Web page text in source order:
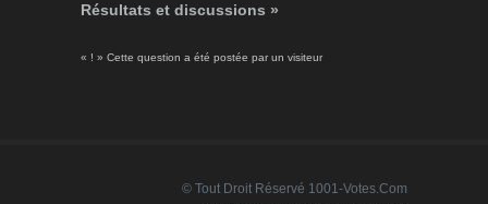
Résultats et discussions »
« ! » Cette question a été postée par un visiteur
© Tout Droit Réservé 1001-Votes.com